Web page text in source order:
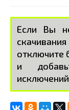
Если Вы
отключите
и